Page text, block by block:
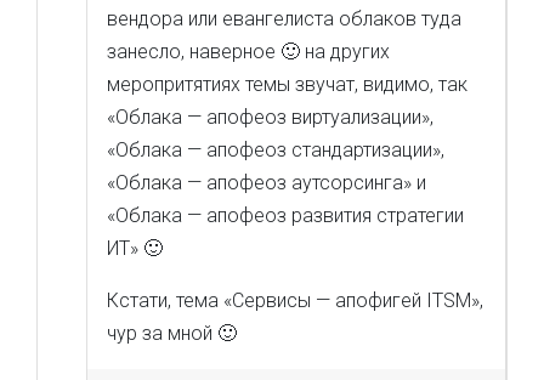
вендора или евангелиста облаков туда
занесло, наверное 🙂 на других
меропритятиях темы звучат, видимо, так
«Облака — апофеоз виртуализации»,
«Облака — апофеоз стандартизации»,
«Облака — апофеоз аутсорсинга» и
«Облака — апофеоз развития стратегии
ИТ» 🙂
Кстати, тема «Сервисы — апофигей ITSM»,
чур за мной 🙂